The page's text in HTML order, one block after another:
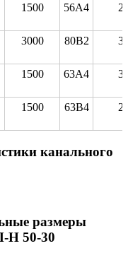
1500 56A4
3000 80B2
1500 63A4
1500 63B4
канального
размеры
Н 50-30